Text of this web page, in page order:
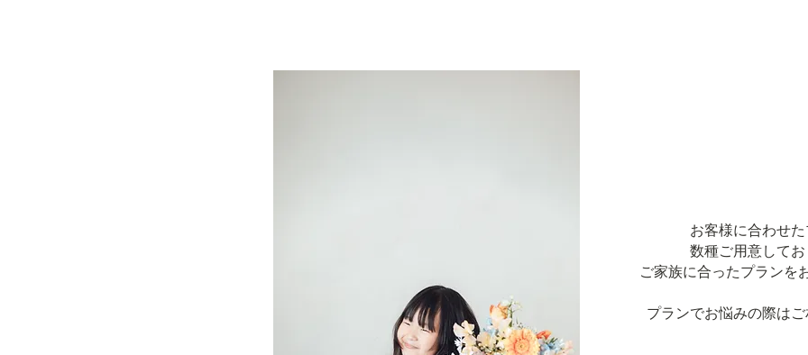
お客様に合わせ
数種ご用意して
ご家族に合ったプランを
プランでお悩みの際は